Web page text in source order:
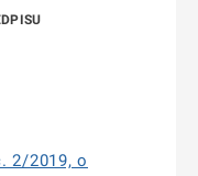
2/2019, o